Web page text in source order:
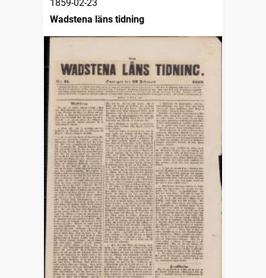
1859-02-23
Wadstena läns tidning